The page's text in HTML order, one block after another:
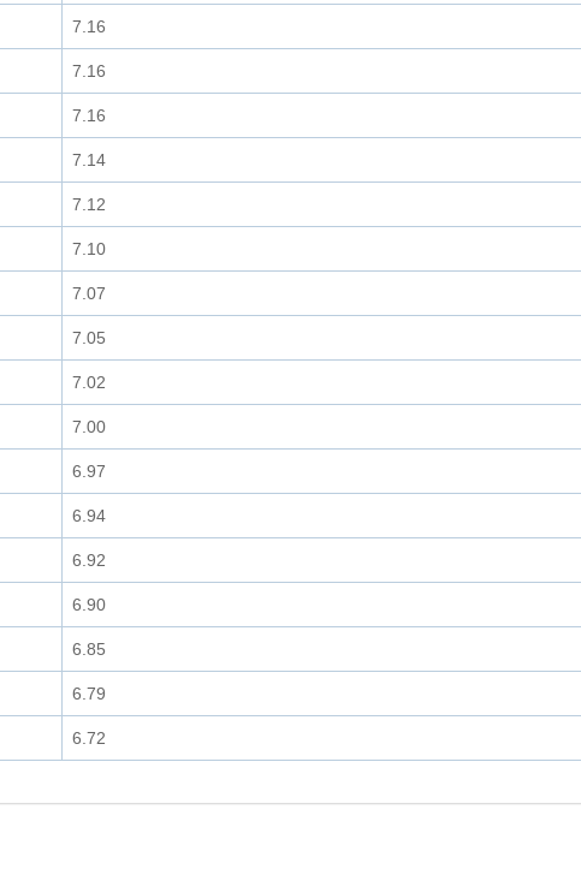
7.16
7.16
7.16
7.14
7.12
7.10
7.07
7.05
7.02
7.00
6.97
6.94
6.92
6.90
6.85
6.79
6.72